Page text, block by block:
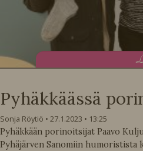
Pyhäkkäässä
Sonja Röytiö 27.1.2023
13:25
Pyhäkkään porinoitsijat Paavo
Pyhäjärven Sanomiin humoristista